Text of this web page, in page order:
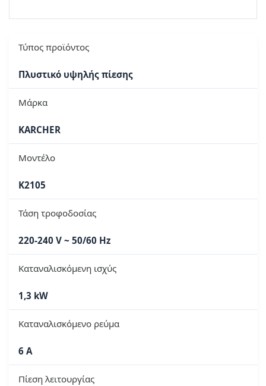
Τύπος προϊόντος
Πλυστικό υψηλής πίεσης
Μάρκα
KARCHER
Μοντέλο
K2105
Τάση τροφοδοσίας
220-240 V ~ 50/60 Hz
Καταναλισκόμενη ισχύς
1,3 kW
Καταναλισκόμενο ρεύμα
6 A
Πίεση λειτουργίας